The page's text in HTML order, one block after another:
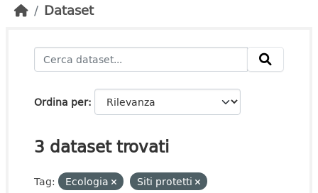
Dataset
Ordina per
3 dataset trovati
Tag: Ecologia
Siti protetti